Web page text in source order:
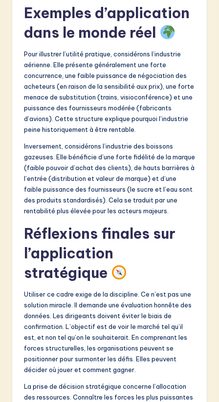
Exemples d’application
dans le monde réel
Pour illustrer l’utilité pratique, considérons l’industrie
aérienne. Elle présente généralement une forte
concurrence, une faible puissance de négociation des
acheteurs (en raison de la sensibilité aux prix), une forte
menace de substitution (trains, visioconférence) et une
puissance des fournisseurs modérée (fabricants
d’avions). Cette structure explique pourquoi l’industrie
peine historiquement à être rentable.
Inversement, considérons l’industrie des boissons
gazeuses. Elle bénéficie d’une forte fidélité de la marque
(faible pouvoir d’achat des clients), de hauts barrières à
l’entrée (distribution et valeur de marque) et d’une
faible puissance des fournisseurs (le sucre et l’eau sont
des produits standardisés). Cela se traduit par une
rentabilité plus élevée pour les acteurs majeurs.
Réflexions finales sur
l’application
stratégique
Utiliser ce cadre exige de la discipline. Ce n’est pas une
solution miracle. Il demande une évaluation honnête des
données. Les dirigeants doivent éviter le biais de
confirmation. L’objectif est de voir le marché tel qu’il
est, et non tel qu’on le souhaiterait. En comprenant les
forces structurelles, les organisations peuvent se
positionner pour surmonter les défis. Elles peuvent
décider où jouer et comment gagner.
La prise de décision stratégique concerne l’allocation
des ressources. Connaître les forces les plus puissantes